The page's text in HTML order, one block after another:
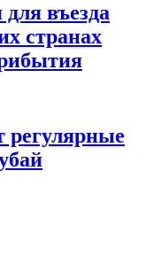
въезда
странах
регулярные